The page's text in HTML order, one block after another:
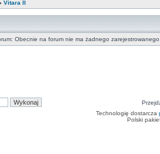
Vitara II
Obecnie na forum nie ma żadnego
Technologię dostarcza
Polski